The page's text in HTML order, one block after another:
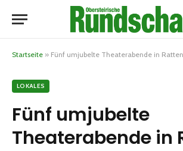
Startseite » Fünf umjubelte Theaterabende in Ratten
LOKALES
Fünf umjubelte
Theaterabende in